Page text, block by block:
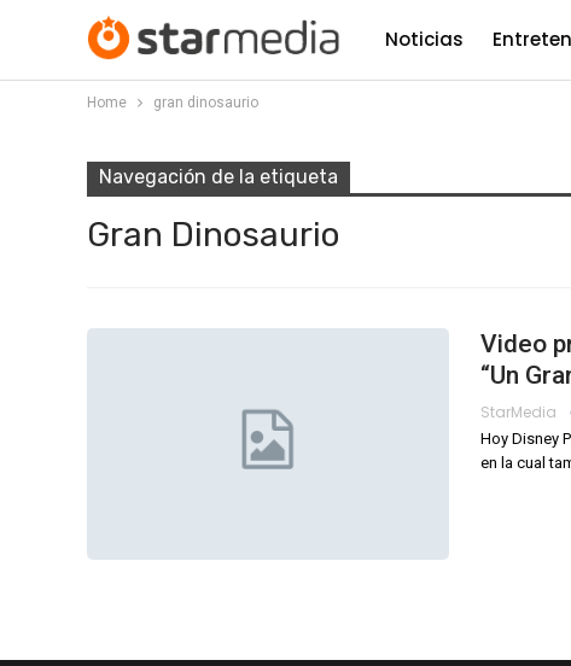
Noticias
Home gran dinosaurio
Navegación de la etiqueta
Gran Dinosaurio
Video
“Un
StarMedia
Hoy Disney
en la cual